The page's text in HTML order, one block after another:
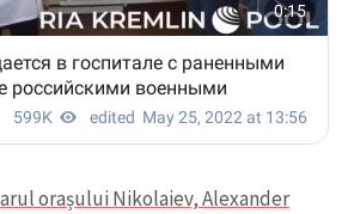
orașului Nikolaiev, Alexander